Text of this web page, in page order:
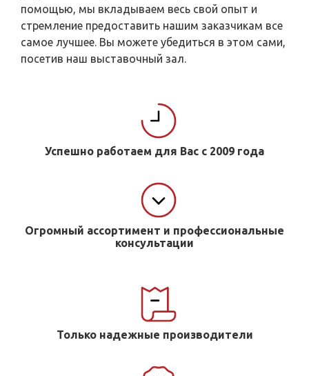
помощью, мы вкладываем весь свой опыт и
стремление предоставить нашим заказчикам все
самое лучшее. Вы можете убедиться в этом сами,
посетив наш выставочный зал.
Успешно работаем для Вас с 2009 года
Огромный ассортимент и профессиональные
консультации
Только надежные производители